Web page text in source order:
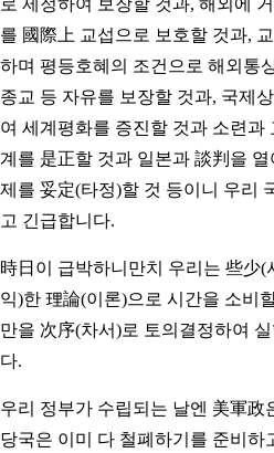
를 國際上 교섭으로 보호할 것과,
하며 평등호혜의 조건으로 해외통
종교 등 자유를 보장할 것과, 국제
여 세계평화를 증진할 것과 소련과
계를 是正할 것과 일본과 談判을
제를 妥定(타정)할 것 등이니 우리
고 긴급합니다.
時日이 급박하니만치 우리는 些少(
익)한 理論(이론)으로 시간을 소비
만을 次序(차서)로 토의결정하여
다.
우리 정부가 수립되는 날엔 美軍政
당국은 이미 다 철폐하기를 준비하